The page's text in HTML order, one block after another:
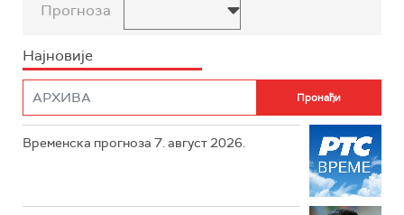
Прогноза
Најновије
Временска прогноза 7. август 2026.